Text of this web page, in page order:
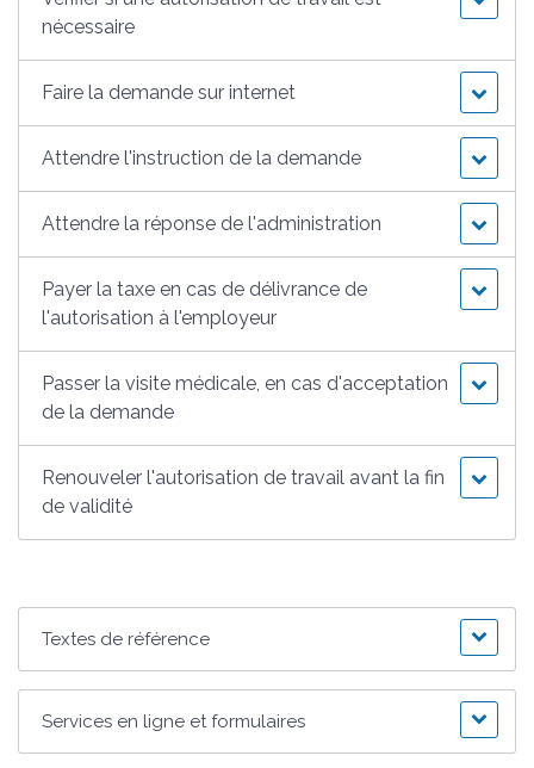
nécessaire
Faire la demande sur internet
Attendre l'instruction de la demande
Attendre la réponse de l'administration
Payer la taxe en cas de délivrance de
l'autorisation à l'employeur
Passer la visite médicale, en cas d'acceptation
de la demande
Renouveler l'autorisation de travail avant la fin
de validité
Textes de référence
Services en ligne et formulaires